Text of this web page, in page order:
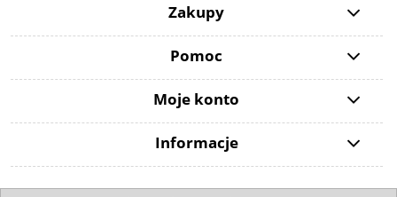
Zakupy
Pomoc
Moje konto
Informacje